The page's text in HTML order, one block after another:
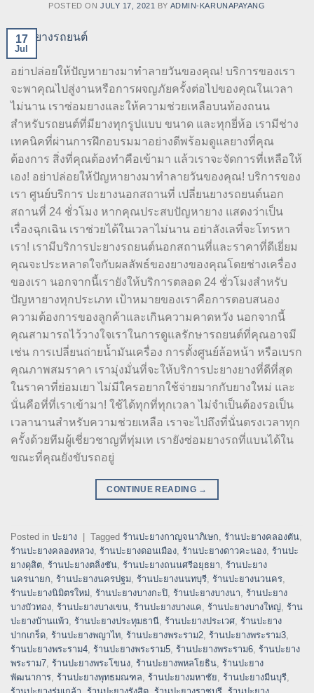
POSTED ON JULY 17, 2021 BY ADMIN-KARUNAPAYANG
17
Jul
อย่าปล่อยให้ปัญหายางมาทำลายวันของคุณ! บริการของเรา
จะพาคุณไปสู่งานหรือการผจญภัยครั้งต่อไปของคุณในเวลา
ไม่นาน เราซ่อมยางและให้ความช่วยเหลือบนท้องถนน
สำหรับรถยนต์ที่มียางทุกรูปแบบ ขนาด และทุกยี่ห้อ เรามีช่าง
เทคนิคที่ผ่านการฝึกอบรมมาอย่างดีพร้อมดูแลยางที่คุณ
ต้องการ สิ่งที่คุณต้องทำคือเข้ามา แล้วเราจะจัดการที่เหลือให้
เอง! อย่าปล่อยให้ปัญหายางมาทำลายวันของคุณ! บริการของ
เรา ศูนย์บริการ ปะยางนอกสถานที่ เปลี่ยนยางรถยนต์นอก
สถานที่ 24 ชั่วโมง หากคุณประสบปัญหายาง แสดงว่าเป็น
เรื่องฉุกเฉิน เราช่วยได้ในเวลาไม่นาน อย่าลังเลที่จะโทรหา
เรา! เรามีบริการปะยางรถยนต์นอกสถานที่และราคาที่ดีเยี่ยม
คุณจะประหลาดใจกับผลลัพธ์ของยางของคุณโดยช่างเครื่อง
ของเรา นอกจากนี้เรายังให้บริการตลอด 24 ชั่วโมงสำหรับ
ปัญหายางทุกประเภท เป้าหมายของเราคือการตอบสนอง
ความต้องการของลูกค้าและเกินความคาดหวัง นอกจากนี้
คุณสามารถไว้วางใจเราในการดูแลรักษารถยนต์ที่คุณอาจมี
เช่น การเปลี่ยนถ่ายน้ำมันเครื่อง การตั้งศูนย์ล้อหน้า หรือเบรก
คุณภาพสมราคา เรามุ่งมั่นที่จะให้บริการปะยางยางที่ดีที่สุด
ในราคาที่ย่อมเยา ไม่มีใครอยากใช้จ่ายมากกับยางใหม่ และ
นั่นคือที่ที่เราเข้ามา! ใช้ได้ทุกที่ทุกเวลา ไม่จำเป็นต้องรอเป็น
เวลานานสำหรับความช่วยเหลือ เราจะไปถึงที่นั่นตรงเวลาทุก
ครั้งด้วยทีมผู้เชี่ยวชาญที่ทุ่มเท เรายังซ่อมยางรถที่แบนได้ใน
ขณะที่คุณยังขับรถอยู่
CONTINUE READING →
Posted in ปะยาง Tagged ร้านปะยางกาญจนาภิเษก, ร้านปะยางคลองตัน,
ร้านปะยางคลองหลวง, ร้านปะยางดอนเมือง, ร้านปะยางดาวคะนอง, ร้านปะ
ยางดุสิต, ร้านปะยางตลิ่งชัน, ร้านปะยางถนนศรีอยุธยา, ร้านปะยาง
นครนายก, ร้านปะยางนครปฐม, ร้านปะยางนนทบุรี, ร้านปะยางนวนคร,
ร้านปะยางนิมิตรใหม่, ร้านปะยางบางกะปิ, ร้านปะยางบางนา, ร้านปะยาง
บางบัวทอง, ร้านปะยางบางเขน, ร้านปะยางบางแค, ร้านปะยางบางใหญ่, ร้าน
ปะยางบ้านแพ้ว, ร้านปะยางประทุมธานี, ร้านปะยางประเวศ, ร้านปะยาง
ปากเกร็ด, ร้านปะยางพญาไท, ร้านปะยางพระราม2, ร้านปะยางพระราม3,
ร้านปะยางพระราม4, ร้านปะยางพระราม5, ร้านปะยางพระราม6, ร้านปะยาง
พระราม7, ร้านปะยางพระโขนง, ร้านปะยางพหลโยธิน, ร้านปะยาง
พัฒนาการ, ร้านปะยางพุทธมณฑล, ร้านปะยางมหาชัย, ร้านปะยางมีนบุรี,